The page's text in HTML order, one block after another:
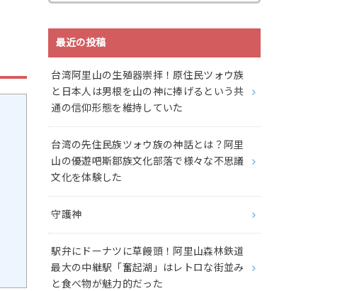
最近の投稿
台湾阿里山の生殖器崇拝！原住民ツォウ族
と日本人は男根を山の神に捧げるという共
通の信仰形態を維持していた
台湾の先住民族ツォウ族の神話とは？阿里
山の優遊吧斯鄒族文化部落で様々な不思議
文化を体験した
守護神
駅弁にドーナツに草饅頭！阿里山森林鉄道
最大の中継駅「奮起湖」はレトロな街並み
と食べ物が魅力的だった